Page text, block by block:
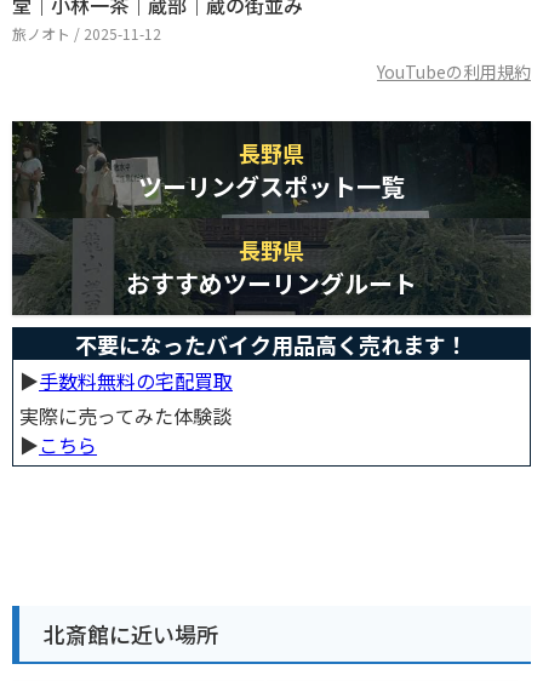
旅ノオト / 2025-11-12
YouTubeの利用規約
長野県
ツーリングスポット一覧
長野県
おすすめツーリングルート
不要になったバイク用品高く売れます！
▶︎手数料無料の宅配買取
実際に売ってみた体験談
▶︎こちら
北斎館に近い場所